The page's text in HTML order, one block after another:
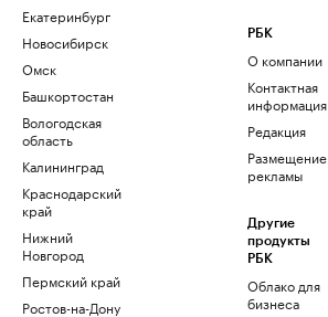
Екатеринбург
Новосибирск
Омск
Башкортостан
Вологодская
область
Калининград
Краснодарский
край
Нижний
Новгород
Пермский край
Ростов-на-Дону
РБК
О компании
Контактная
информация
Редакция
Размещение
рекламы
Другие
продукты
РБК
Облако для
бизнеса